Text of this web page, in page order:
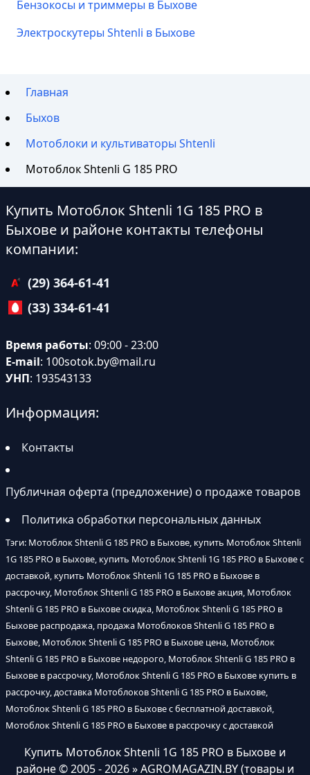
Бензокосы и триммеры в Быхове
Электроскутеры Shtenli в Быхове
Главная
Быхов
Мотоблоки и культиваторы Shtenli
Мотоблок Shtenli G 185 PRO
Купить Мотоблок Shtenli 1G 185 PRO в
Быхове и районе контакты телефоны
компании:
(29) 364-61-41
(33) 334-61-41
Время работы: 09:00 - 23:00
E-mail: 100sotok.by@mail.ru
УНП: 193543133
Информация:
Контакты
Публичная оферта (предложение) о продаже товаров
Политика обработки персональных данных
Тэги: Мотоблок Shtenli G 185 PRO в Быхове, купить Мотоблок Shtenli
1G 185 PRO в Быхове, купить Мотоблок Shtenli 1G 185 PRO в Быхове с
доставкой, купить Мотоблок Shtenli 1G 185 PRO в Быхове в
рассрочку, Мотоблок Shtenli G 185 PRO в Быхове акция, Мотоблок
Shtenli G 185 PRO в Быхове скидка, Мотоблок Shtenli G 185 PRO в
Быхове распродажа, продажа Мотоблоков Shtenli G 185 PRO в
Быхове, Мотоблок Shtenli G 185 PRO в Быхове цена, Мотоблок
Shtenli G 185 PRO в Быхове недорого, Мотоблок Shtenli G 185 PRO в
Быхове в рассрочку, Мотоблок Shtenli G 185 PRO в Быхове купить в
рассрочку, доставка Мотоблоков Shtenli G 185 PRO в Быхове,
Мотоблок Shtenli G 185 PRO в Быхове с бесплатной доставкой,
Мотоблок Shtenli G 185 PRO в Быхове в рассрочку с доставкой
Купить Мотоблок Shtenli 1G 185 PRO в Быхове и
районе© 2005 - 2026 » AGROMAGAZIN.BY (товары и